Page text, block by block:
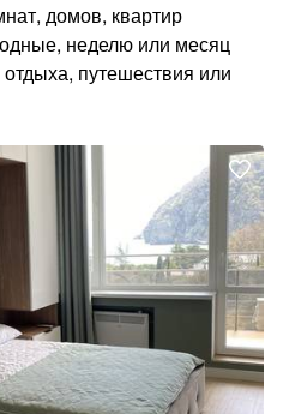
домов, квартир
неделю или месяц
путешествия или